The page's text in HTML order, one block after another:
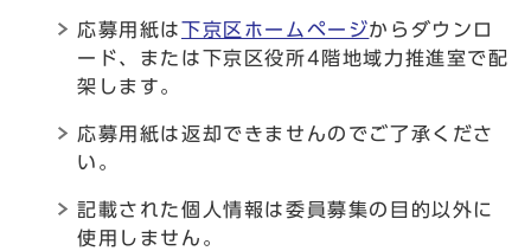
応募用紙は下京区ホームページからダウンロ
ード、または下京区役所4階地域力推進室で配
架します。
応募用紙は返却できませんのでご了承くださ
い。
記載された個人情報は委員募集の目的以外に
使用しません。